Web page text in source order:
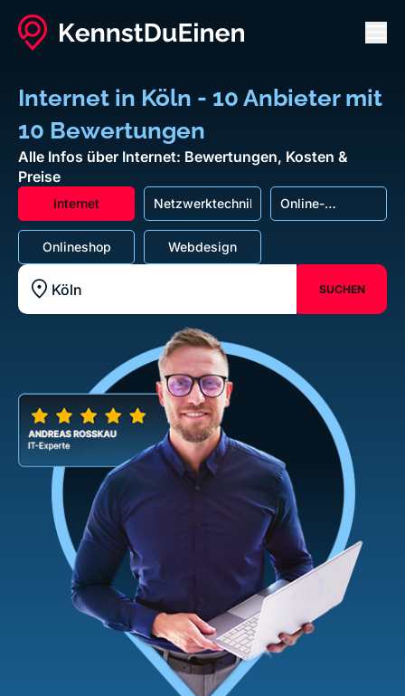
Internet in Köln - 10 Anbieter mit
10 Bewertungen
Alle Infos über Internet: Bewertungen, Kosten &
Preise
Internet Netzwerktechnik
Online-
Marketing
Onlineshop
Webdesign
Standort z.B. Frankfurt am Main
SUCHEN